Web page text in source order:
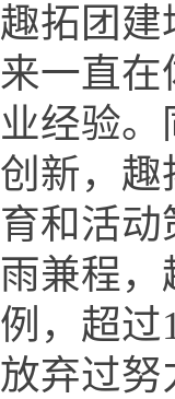
趣拓团建
来一直
业经验
创新，趣
育和活
雨兼程，
例，超过
放弃过努